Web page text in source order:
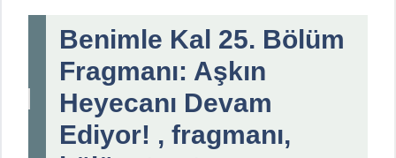
Benimle Kal 25. Bölüm
Fragmanı: Aşkın
Heyecanı Devam
Ediyor! , fragmanı,